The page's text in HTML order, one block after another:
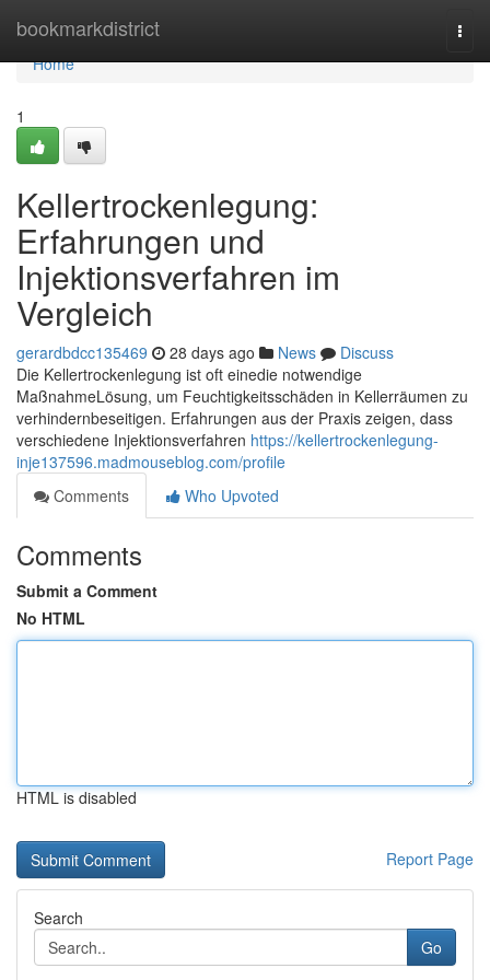
bookmarkdistrict
Home
Home
1
Kellertrockenlegung:
Erfahrungen und
Injektionsverfahren im
Vergleich
gerardbdcc135469 28 days ago News
Discuss
Die Kellertrockenlegung ist oft einedie notwendige
MaßnahmeLösung, um Feuchtigkeitsschäden in Kellerräumen zu
verhindernbeseitigen. Erfahrungen aus der Praxis zeigen, dass
verschiedene Injektionsverfahren https://kellertrockenlegung-
inje137596.madmouseblog.com/profile
Comments
Who Upvoted
Comments
Submit a Comment
No HTML
HTML is disabled
Report Page
Search
Go